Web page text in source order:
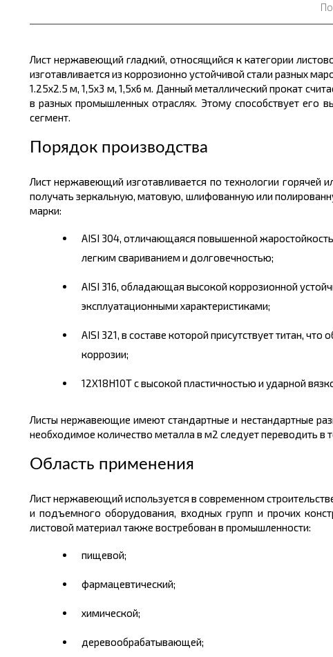
Лист нержавеющий гладкий, относящийся к категории
изготавливается из коррозионно устойчивой стали разных
1.25х2.5 м, 1,5х3 м, 1,5х6 м. Данный металлический прокат
в разных промышленных отраслях. Этому способствует его
сегмент.
Порядок производства
Лист нержавеющий изготавливается по технологии
получать зеркальную, матовую, шлифованную или
марки:
AISI 304, отличающаяся повышенной
легким свариванием и долговечностью;
AISI 316, обладающая высокой коррозионной
эксплуатационными характеристиками;
AISI 321, в составе которой присутствует титан,
коррозии;
12Х18Н10Т с высокой пластичностью и ударной
Листы нержавеющие имеют стандартные и нестандартные
необходимое количество металла в м2 следует переводить в
Область применения
Лист нержавеющий используется в современном
и подъемного оборудования, входных групп и прочих
листовой материал также востребован в промышленности:
пищевой;
фармацевтический;
химической;
деревообрабатывающей;